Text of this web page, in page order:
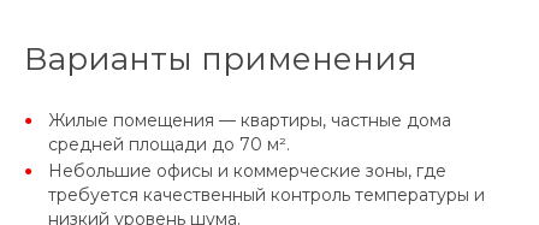
Варианты применения
Жилые помещения — квартиры, частные дома
средней площади до 70 м².
Небольшие офисы и коммерческие зоны, где
требуется качественный контроль температуры и
низкий уровень шума.